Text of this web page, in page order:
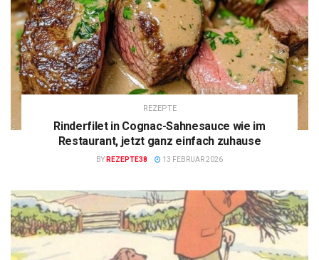
REZEPTE
Rinderfilet in Cognac-Sahnesauce wie im
Restaurant, jetzt ganz einfach zuhause
BY REZEPTE38 13 FEBRUAR 2026